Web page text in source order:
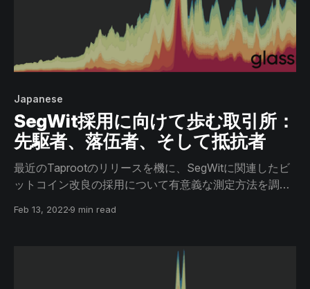
Japanese
SegWit採用に向けて歩む取引所：
先駆者、落伍者、そして抵抗者
最近のTaprootのリリースを機に、SegWitに関連したビ
ットコイン改良の採用について有意義な測定方法を調査
トを当てる。
Feb 13, 2022 9 min read